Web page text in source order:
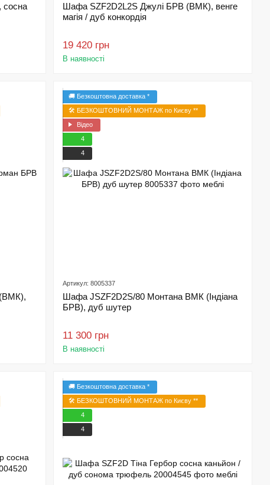
Шафа SZF2D2L2S Джулі БРВ (ВМК), венге
магія / дуб конкордія
19 420 грн
В наявності
🚚 Безкоштовна доставка *
🛠️ БЕЗКОШТОВНИЙ МОНТАЖ по Києву **
Відео
4
4
Артикул: 8005337
Шафа JSZF2D2S/80 Монтана ВМК (Індіана
БРВ), дуб шутер
11 300 грн
В наявності
🚚 Безкоштовна доставка *
🛠️ БЕЗКОШТОВНИЙ МОНТАЖ по Києву **
4
4